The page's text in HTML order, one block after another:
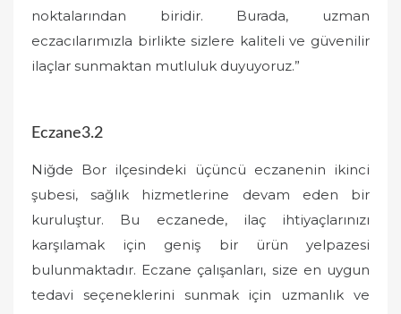
noktalarından biridir. Burada, uzman
eczacılarımızla birlikte sizlere kaliteli ve güvenilir
ilaçlar sunmaktan mutluluk duyuyoruz.”
Eczane3.2
Niğde Bor ilçesindeki üçüncü eczanenin ikinci
şubesi, sağlık hizmetlerine devam eden bir
kuruluştur. Bu eczanede, ilaç ihtiyaçlarınızı
karşılamak için geniş bir ürün yelpazesi
bulunmaktadır. Eczane çalışanları, size en uygun
tedavi seçeneklerini sunmak için uzmanlık ve